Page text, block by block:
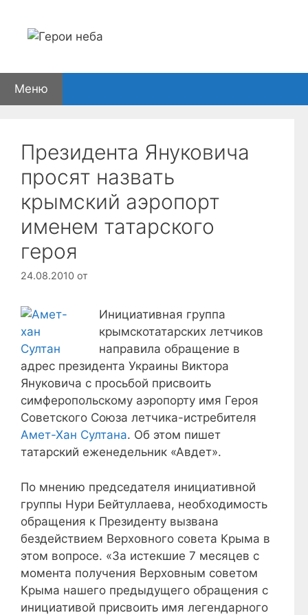
содержимому
Меню
Президента Януковича
просят назвать
крымский аэропорт
именем татарского
героя
24.08.2010 от
Инициативная группа
крымскотатарских летчиков
направила обращение в
адрес президента Украины Виктора
Януковича с просьбой присвоить
симферопольскому аэропорту имя Героя
Советского Союза летчика-истребителя
Амет-Хан Султана. Об этом пишет
татарский еженедельник «Авдет».
По мнению председателя инициативной
группы Нури Бейтуллаева, необходимость
обращения к Президенту вызвана
бездействием Верховного совета Крыма в
этом вопросе. «За истекшие 7 месяцев с
момента получения Верховным советом
Крыма нашего предыдущего обращения с
инициативой присвоить имя легендарного